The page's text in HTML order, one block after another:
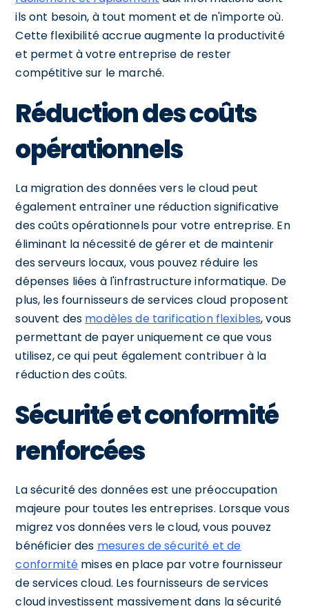
ils ont besoin, à tout moment et de n'importe où.
Cette flexibilité accrue augmente la productivité
et permet à votre entreprise de rester
compétitive sur le marché.
Réduction des coûts
opérationnels
La migration des données vers le cloud peut
également entraîner une réduction significative
des coûts opérationnels pour votre entreprise. En
éliminant la nécessité de gérer et de maintenir
des serveurs locaux, vous pouvez réduire les
dépenses liées à l'infrastructure informatique. De
plus, les fournisseurs de services cloud proposent
souvent des modèles de tarification flexibles, vous
permettant de payer uniquement ce que vous
utilisez, ce qui peut également contribuer à la
réduction des coûts.
Sécurité et conformité
renforcées
La sécurité des données est une préoccupation
majeure pour toutes les entreprises. Lorsque vous
migrez vos données vers le cloud, vous pouvez
bénéficier des mesures de sécurité et de
conformitémises en place par votre fournisseur
de services cloud. Les fournisseurs de services
cloud investissent massivement dans la sécurité